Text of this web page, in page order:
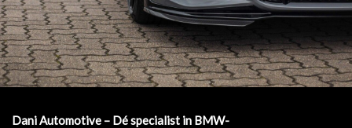
Dani Automotive – Dé specialist in BMW-